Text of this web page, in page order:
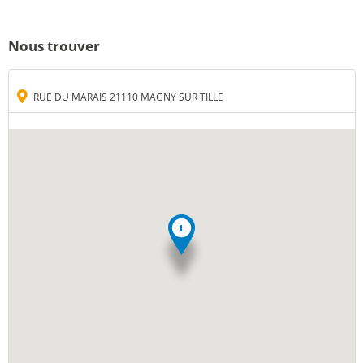
Nous trouver
RUE DU MARAIS 21110 MAGNY SUR TILLE